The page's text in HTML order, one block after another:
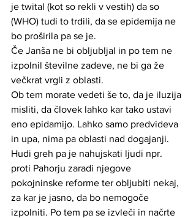
je twital (kot so rekli v vestih) da so
(WHO) tudi to trdili, da se epidemija ne
bo proširila pa se je.
Če Janša ne bi obljubljal in po tem ne
izpolnil številne zadeve, ne bi ga že
večkrat vrgli z oblasti.
Ob tem morate vedeti še to, da je iluzija
misliti, da človek lahko kar tako ustavi
eno epidamijo. Lahko samo predvideva
in upa, nima pa oblasti nad dogajanji.
Hudi greh pa je nahujskati ljudi npr.
proti Pahorju zaradi njegove
pokojninske reforme ter obljubiti nekaj,
za kar je jasno, da bo nemogoče
izpolniti. Po tem pa se izvleči in načrte